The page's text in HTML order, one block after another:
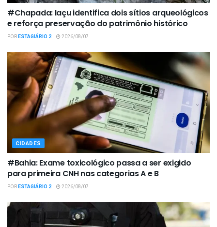
#Chapada: Iaçu identifica dois sítios arqueológicos
e reforça preservação do patrimônio histórico
PORESTAGIÁRIO 2 2026/08/07
CIDADES
#Bahia: Exame toxicológico passa a ser exigido
para primeira CNH nas categorias A e B
PORESTAGIÁRIO 2 2026/08/07